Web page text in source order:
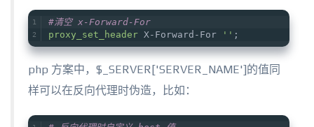
#清空 x-Forward-For
proxy_set_header X-Forward-For '' ;
php 方案中， $_SERVER['SERVER_NAME']的值同
样可以在反向代理时伪造，比如：